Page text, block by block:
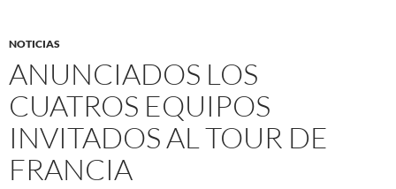
NOTICIAS
ANUNCIADOS LOS
CUATROS EQUIPOS
INVITADOS AL TOUR DE
FRANCIA